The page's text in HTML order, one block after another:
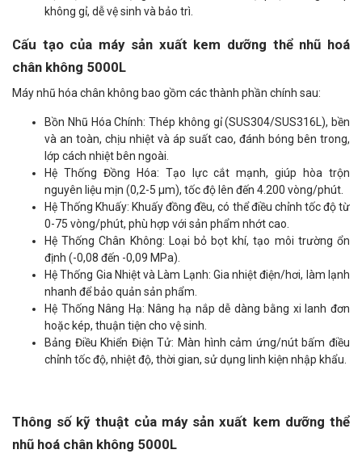
không gỉ, dễ vệ sinh và bảo trì.
Cấu tạo của máy sản xuất kem dưỡng thể nhũ hoá
chân không 5000L
Máy nhũ hóa chân không bao gồm các thành phần chính sau:
Bồn Nhũ Hóa Chính: Thép không gỉ (SUS304/SUS316L), bền
và an toàn, chịu nhiệt và áp suất cao, đánh bóng bên trong,
lớp cách nhiệt bên ngoài.
Hệ Thống Đồng Hóa: Tạo lực cắt mạnh, giúp hòa trộn
nguyên liệu mịn (0,2-5 μm), tốc độ lên đến 4.200 vòng/phút.
Hệ Thống Khuấy: Khuấy đồng đều, có thể điều chỉnh tốc độ từ
0-75 vòng/phút, phù hợp với sản phẩm nhớt cao.
Hệ Thống Chân Không: Loại bỏ bọt khí, tạo môi trường ổn
định (-0,08 đến -0,09 MPa).
Hệ Thống Gia Nhiệt và Làm Lạnh: Gia nhiệt điện/hơi, làm lạnh
nhanh để bảo quản sản phẩm.
Hệ Thống Nâng Hạ: Nâng hạ nắp dễ dàng bằng xi lanh đơn
hoặc kép, thuận tiện cho vệ sinh.
Bảng Điều Khiển Điện Tử: Màn hình cảm ứng/nút bấm điều
chỉnh tốc độ, nhiệt độ, thời gian, sử dụng linh kiện nhập khẩu.
Thông số kỹ thuật của máy sản xuất kem dưỡng thể
nhũ hoá chân không 5000L